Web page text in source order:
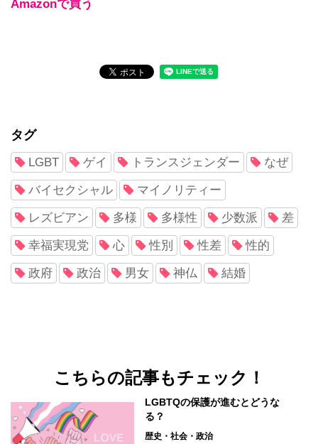
Amazonで買う
タグ
LGBT ゲイ トランスジェンダー なぜ
バイセクシャル マイノリティー
レズビアン 多様 多様性 少数派 差
幸福実現党 心 性別 性差 性的
政府 政治 男女 神仏 結婚
こちらの記事もチェック！
LGBTQの保護が進むとどうな
る？
歴史・社会・政治